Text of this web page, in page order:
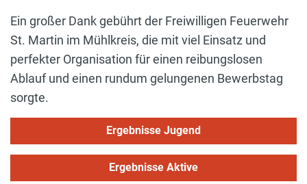
Ein großer Dank gebührt der Freiwilligen Feuerwehr
St. Martin im Mühlkreis, die mit viel Einsatz und
perfekter Organisation für einen reibungslosen
Ablauf und einen rundum gelungenen Bewerbstag
sorgte.
Ergebnisse Jugend
Ergebnisse Aktive